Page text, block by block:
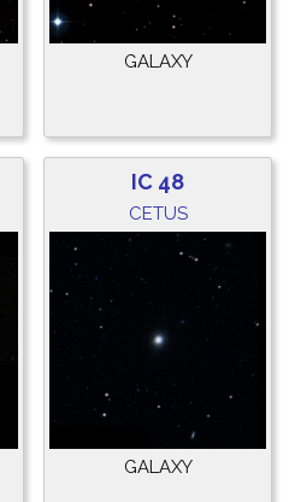
GALAXY
IC 48
CETUS
GALAXY